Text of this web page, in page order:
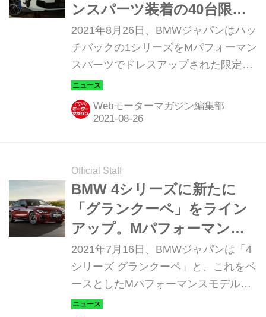
ンスパーツ装着の40台限定
車、オンライン販売
2021年8月26日、BMWジャパンはハッ
チバックの1シリーズをMパフォーマン
スパーツでドレスアップされた限定車
「M135i xDriveストリートレーサー」
を、9月9日午前11時よりBMWオンラ
インストアで発売する。販売台数は40
Webモーターマガジン編集部
Official Staff
BMW 4シリーズに新たに
「グランクーペ」をライン
アップ。Mパフォーマンス
モデル「M440i xDrive」も
登場
2021年7月16日、BMWジャパンは「4
シリーズ グランクーペ」と、これをベ
ースとしたMパフォーマンスモデル
「M440i xDriveグランクーペ」を発